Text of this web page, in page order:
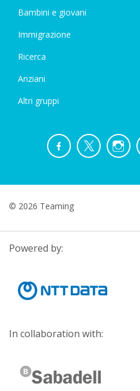
Bambini e giovani
Immigrazione
Ricerca
Anziani
Altri gruppi
© 2026 Teaming
Powered by:
In collaboration with: